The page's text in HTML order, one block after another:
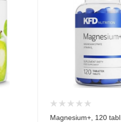
Magnesium+, 120 tabl.